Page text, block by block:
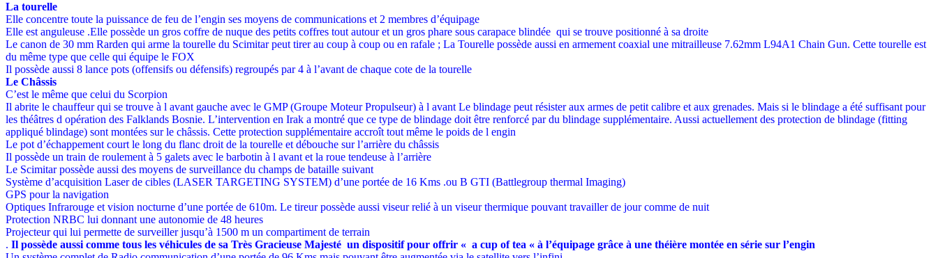
La tourelle
Elle concentre toute la puissance de feu de l’engin ses moyens de communications et 2 membres d’équipage
Elle est anguleuse .Elle possède un gros coffre de nuque des petits coffres tout autour et un gros phare sous carapace blindée qui se trouve positionné à sa droite
Le canon de 30 mm Rarden qui arme la tourelle du Scimitar peut tirer au coup à coup ou en rafale ; La Tourelle possède aussi en armement coaxial une mitrailleuse 7.62mm L94A1 Chain Gun. Cette tourelle est
du même type que celle qui équipe le FOX
Il possède aussi 8 lance pots (offensifs ou défensifs) regroupés par 4 à l’avant de chaque cote de la tourelle
Le Châssis
C’est le même que celui du Scorpion
Il abrite le chauffeur qui se trouve à l avant gauche avec le GMP (Groupe Moteur Propulseur) à l avant Le blindage peut résister aux armes de petit calibre et aux grenades. Mais si le blindage a été suffisant pour
les théâtres d opération des Falklands Bosnie. L’intervention en Irak a montré que ce type de blindage doit être renforcé par du blindage supplémentaire. Aussi actuellement des protection de blindage (fitting
appliqué blindage) sont montées sur le châssis. Cette protection supplémentaire accroît tout même le poids de l engin
Le pot d’échappement court le long du flanc droit de la tourelle et débouche sur l’arrière du châssis
Il possède un train de roulement à 5 galets avec le barbotin à l avant et la roue tendeuse à l’arrière
Le Scimitar possède aussi des moyens de surveillance du champs de bataille suivant
Système d’acquisition Laser de cibles (LASER TARGETING SYSTEM) d’une portée de 16 Kms .ou B GTI (Battlegroup thermal Imaging)
GPS pour la navigation
Optiques Infrarouge et vision nocturne d’une portée de 610m. Le tireur possède aussi viseur relié à un viseur thermique pouvant travailler de jour comme de nuit
Protection NRBC lui donnant une autonomie de 48 heures
Projecteur qui lui permette de surveiller jusqu’à 1500 m un compartiment de terrain
. Il possède aussi comme tous les véhicules de sa Très Gracieuse Majesté un dispositif pour offrir « a cup of tea « à l’équipage grâce à une théière montée en série sur l’engin